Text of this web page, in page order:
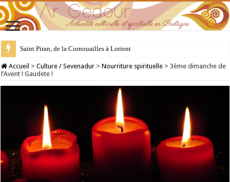
Saint Piran, de la Cornouailles à Lorient
28 juillet : Saint Samson de Dol, père de la Bretagne chrétienne
Accueil > Culture / Sevenadur > Nourriture spirituelle > 3ème dimanche de
l’Avent ! Gaudete !